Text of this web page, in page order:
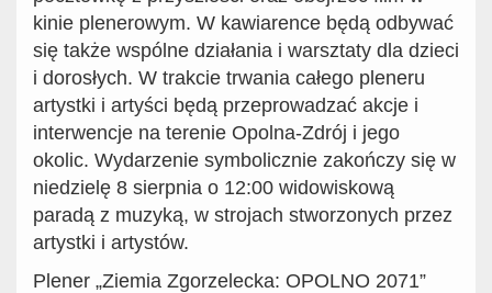
kinie plenerowym. W kawiarence będą odbywać
się także wspólne działania i warsztaty dla dzieci
i dorosłych. W trakcie trwania całego pleneru
artystki i artyści będą przeprowadzać akcje i
interwencje na terenie Opolna-Zdrój i jego
okolic. Wydarzenie symbolicznie zakończy się w
niedzielę 8 sierpnia o 12:00 widowiskową
paradą z muzyką, w strojach stworzonych przez
artystki i artystów.
Plener „Ziemia Zgorzelecka: OPOLNO 2071”